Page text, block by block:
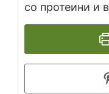
со протеини и